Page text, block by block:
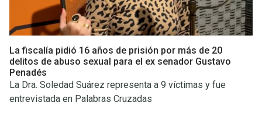
La fiscalía pidió 16 años de prisión por más de 20
delitos de abuso sexual para el ex senador Gustavo
Penadés
La Dra. Soledad Suárez representa a 9 víctimas y fue
entrevistada en Palabras Cruzadas